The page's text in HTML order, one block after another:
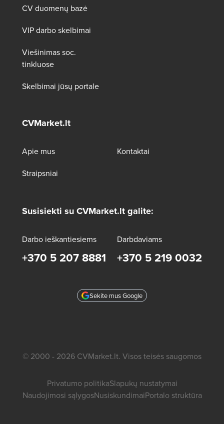
CV duomenų bazė
VIP darbo skelbimai
Viešinimas soc.
tinkluose
Skelbimai jūsų portale
CVMarket.lt
Apie mus
Straipsniai
Kontaktai
Susisiekti su CVMarket.lt galite:
Darbo ieškantiesiems
+370 5 207 8881
Darbdaviams
+370 5 219 0032
Sekite mus Google
© 2000 - 2026 CVMarket.lt. Visos teisės saugomos
Privatumo politikaSlapukų nustatymai
Naudojimosi sąlygosNusiskundimaiPortalo struktūra